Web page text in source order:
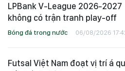
LPBank V-League 2026-2027
không có trận tranh play-off
Bóng đá trong nước 06/08/2026
Futsal Việt Nam đoạt vị trí á